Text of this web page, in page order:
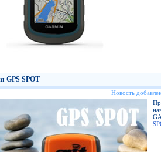
GPS SPOT
Новость